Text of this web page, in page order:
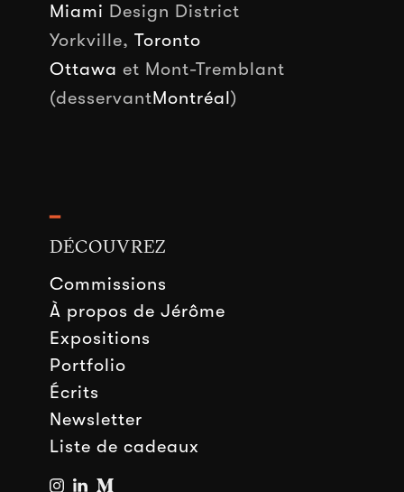
Miami Design District
Yorkville, Toronto
Ottawa et Mont-Tremblant
(desservantMontréal)
━
DÉCOUVREZ
Commissions
À propos de Jérôme
Expositions
Portfolio
Écrits
Newsletter
Liste de cadeaux